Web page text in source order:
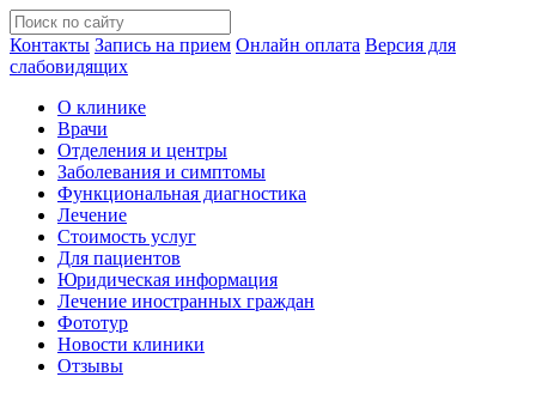
Контакты Запись на прием Онлайн оплата Версия для
слабовидящих
О клинике
Врачи
Отделения и центры
Заболевания и симптомы
Функциональная диагностика
Лечение
Стоимость услуг
Для пациентов
Юридическая информация
Лечение иностранных граждан
Фототур
Новости клиники
Отзывы